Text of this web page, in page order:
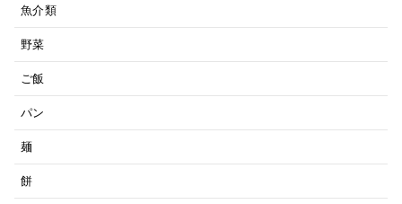
魚介類
野菜
ご飯
パン
麺
餅